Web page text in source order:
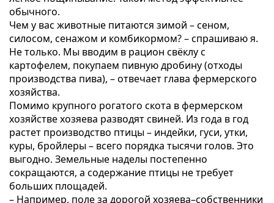
обычного.
Чем у вас животные питаются зимой – сеном,
силосом, сенажом и комбикормом? – спрашиваю я.
Не только. Мы вводим в рацион свёклу с
картофелем, покупаем пивную дробину (отходы
производства пива), – отвечает глава фермерского
хозяйства.
Помимо крупного рогатого скота в фермерском
хозяйстве хозяева разводят свиней. Из года в год
растет производство птицы – индейки, гуси, утки,
куры, бройлеры – всего порядка тысячи голов. Это
выгодно. Земельные наделы постепенно
сокращаются, а содержание птицы не требует
больших площадей.
– Например, поле за дорогой хозяева–собственники